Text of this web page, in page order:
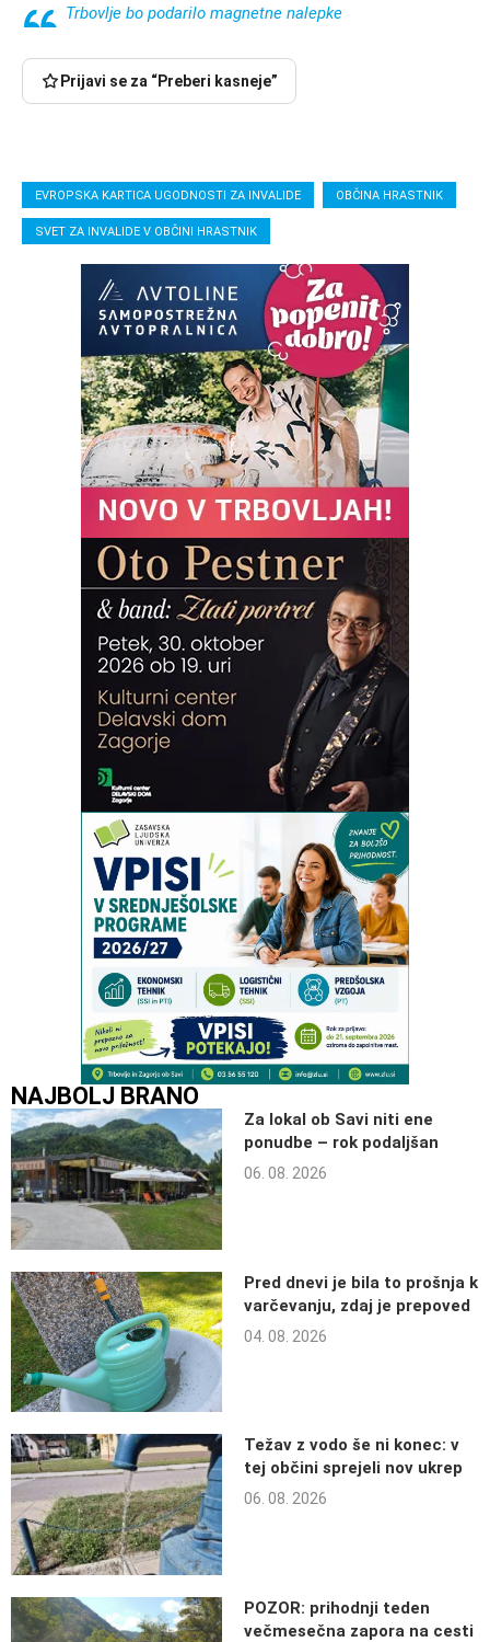
Trbovlje bo podarilo magnetne nalepke
Prijavi se za “Preberi kasneje”
EVROPSKA KARTICA UGODNOSTI ZA INVALIDE OBČINA HRASTNIK
SVET ZA INVALIDE V OBČINI HRASTNIK
NAJBOLJ BRANO
Za lokal ob Savi niti ene
ponudbe – rok podaljšan
06. 08. 2026
Pred dnevi je bila to prošnja k
varčevanju, zdaj je prepoved
04. 08. 2026
Težav z vodo še ni konec: v
tej občini sprejeli nov ukrep
06. 08. 2026
POZOR: prihodnji teden
večmesečna zapora na cesti